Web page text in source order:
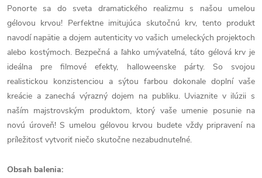
Ponorte sa do sveta dramatického realizmu s našou umelou
gélovou krvou! Perfektne imitujúca skutočnú krv, tento produkt
navodí napätie a dojem autenticity vo vašich umeleckých projektoch
alebo kostýmoch. Bezpečná a ľahko umývateľná, táto gélová krv je
ideálna pre filmové efekty, halloweenske párty. So svojou
realistickou konzistenciou a sýtou farbou dokonale doplní vaše
kreácie a zanechá výrazný dojem na publiku. Uviaznite v ilúzii s
naším majstrovským produktom, ktorý vaše umenie posunie na
novú úroveň! S umelou gélovou krvou budete vždy pripravení na
príležitosť vytvoriť niečo skutočne nezabudnuteľné.
Obsah balenia: